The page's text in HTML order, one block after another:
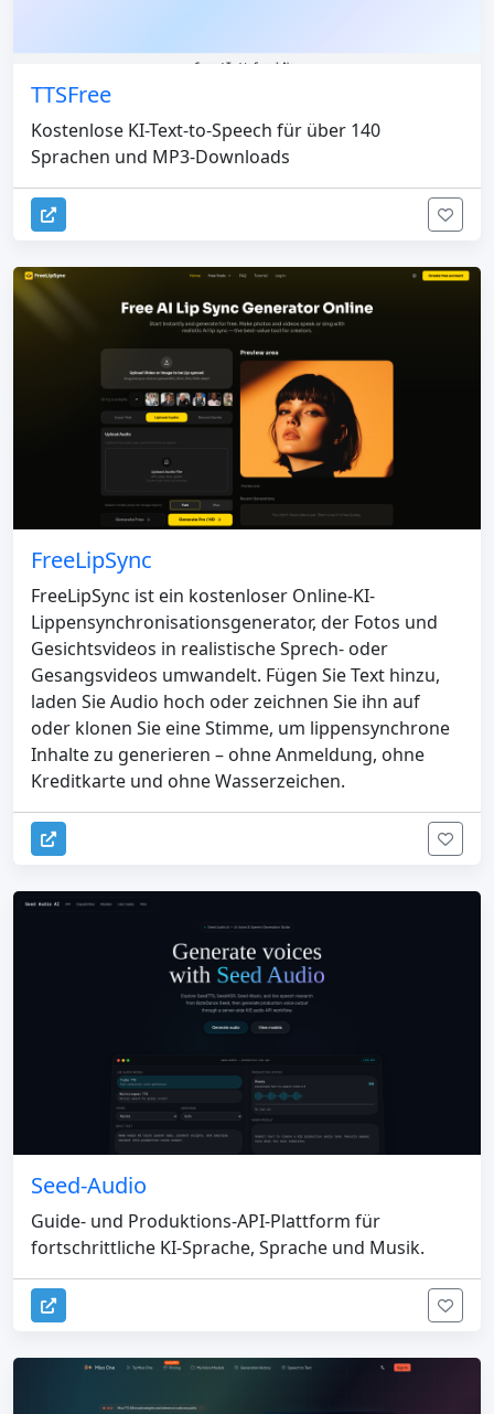
TTSFree
Kostenlose KI-Text-to-Speech für über 140
Sprachen und MP3-Downloads
FreeLipSync
FreeLipSync ist ein kostenloser Online-KI-
Lippensynchronisationsgenerator, der Fotos und
Gesichtsvideos in realistische Sprech- oder
Gesangsvideos umwandelt. Fügen Sie Text hinzu,
laden Sie Audio hoch oder zeichnen Sie ihn auf
oder klonen Sie eine Stimme, um lippensynchrone
Inhalte zu generieren – ohne Anmeldung, ohne
Kreditkarte und ohne Wasserzeichen.
Seed-Audio
Guide- und Produktions-API-Plattform für
fortschrittliche KI-Sprache, Sprache und Musik.